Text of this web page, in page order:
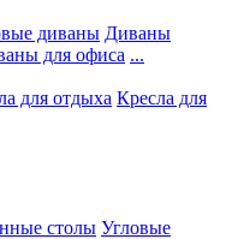
диваны Диваны
для офиса ...
для отдыха Кресла для
столы Угловые